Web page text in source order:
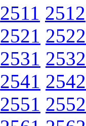
2511 2512
2521 2522
2531 2532
2541 2542
2551 2552